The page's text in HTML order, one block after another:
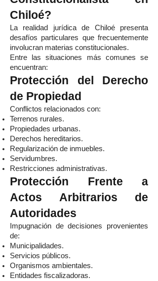
Chiloé?
La realidad jurídica de Chiloé presenta
desafíos particulares que frecuentemente
involucran materias constitucionales.
Entre las situaciones más comunes se
encuentran:
Protección del Derecho
de Propiedad
Conflictos relacionados con:
Terrenos rurales.
Propiedades urbanas.
Derechos hereditarios.
Regularización de inmuebles.
Servidumbres.
Restricciones administrativas.
Protección Frente a
Actos Arbitrarios de
Autoridades
Impugnación de decisiones provenientes
de:
Municipalidades.
Servicios públicos.
Organismos ambientales.
Entidades fiscalizadoras.